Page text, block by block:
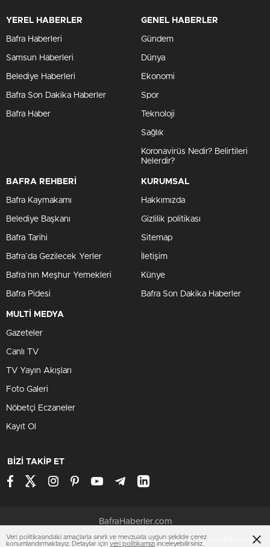
YEREL HABERLER
Bafra Haberleri
Samsun Haberleri
Belediye Haberleri
Bafra Son Dakika Haberler
Bafra Haber
GENEL HABERLER
Gündem
Dünya
Ekonomi
Spor
Teknoloji
Sağlık
Koronavirüs Nedir? Belirtileri
Nelerdir?
BAFRA REHBERİ
Bafra Kaymakamı
Belediye Başkanı
Bafra Tarihi
Bafra`da Gezilecek Yerler
Bafra`nın Meşhur Yemekleri
Bafra Pidesi
KURUMSAL
Hakkımızda
Gizlilik politikası
Sitemap
İletişim
Künye
Bafra Son Dakika Haberler
MULTİ MEDYA
Gazeteler
Canlı TV
TV Yayın Akışları
Foto Galeri
Nöbetçi Eczaneler
Kayıt Ol
BİZİ TAKİP ET
BafraHaberler.com
Çerezler ile ilgili bilgi içinÇerez Politikamızıziyaret edebilirsiniz.
Veri politikasındaki amaçlarla sınırlı ve mevzuata uygun şekilde çerez
konumlandırmaktayız. Detaylar için veri politikamızı inceleyebilirsiniz.